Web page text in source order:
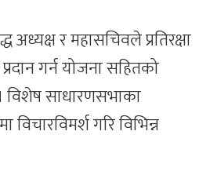
अध्यक्ष र महासचिवले प्रतिरक्षा
गर्न योजना सहितको
विशेष साधारणसभाका
विचारविमर्श गरि विभिन्न